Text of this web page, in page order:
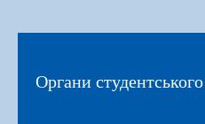
Органи